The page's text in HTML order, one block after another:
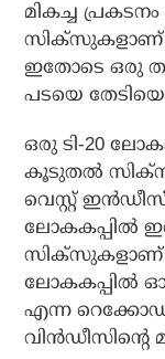
മികച്ച
സിക്‌സുകളാണ്
ഇതോടെ ഒരു
പടയെ
ഒരു ടി-20
കൂടുതല്‍
വെസ്റ്റ്
ലോകകപ്പില്‍
സിക്‌സുകളാണ്
ലോകകപ്പില്‍
എന്ന
വിന്‍ഡീസിന്റെ